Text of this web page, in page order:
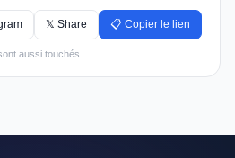
𝕏 Share 📋 Copier le lien
aussi touchés.